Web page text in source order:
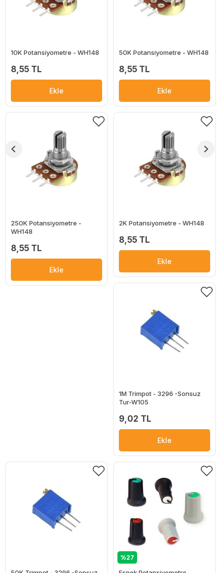
10K Potansiyometre - WH148
8,55 TL
Ekle
50K Potansiyometre - WH148
8,55 TL
Ekle
250K Potansiyometre -
WH148
8,55 TL
Ekle
2K Potansiyometre - WH148
8,55 TL
Ekle
1M Trimpot - 3296 -Sonsuz
Tur-W105
9,02 TL
Ekle
%27